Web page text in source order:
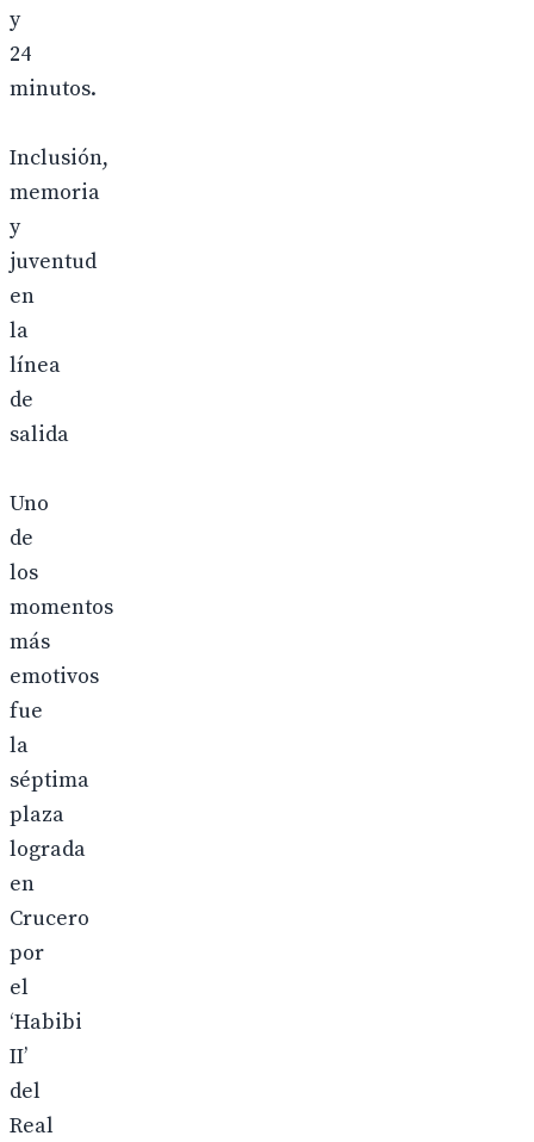
y
24
minutos.
Inclusión,
memoria
y
juventud
en
la
línea
de
salida
Uno
de
los
momentos
más
emotivos
fue
la
séptima
plaza
lograda
en
Crucero
por
el
‘Habibi
II’
del
Real